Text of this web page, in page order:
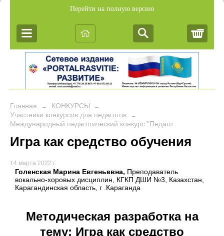
Перейти на полную версию
Главная → КОНКУРСЫ →
Участники конкурсов для педагогов →
Международный педагогический конкурс "Педагогика
Игра как средство обучения
14 марта 2022 г.
Голенская Марина Евгеньевна, Преподаватель
вокально-хоровых дисциплин, КГКП ДШИ №3, Казахстан,
Карагандинская область, г .Караганда
Методическая разработка на
тему: Игра как средство